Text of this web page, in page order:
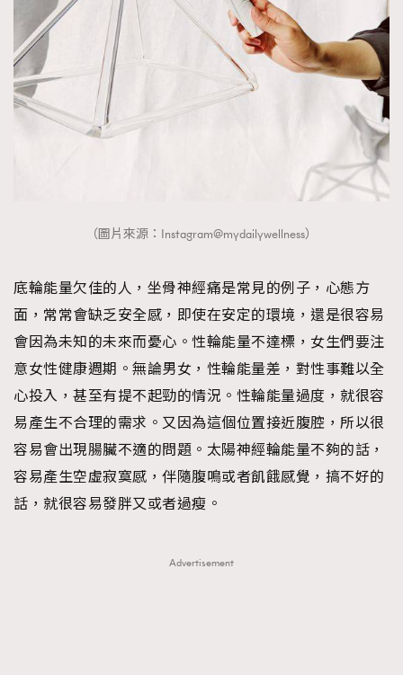
（圖片來源：Instagram@mydailywellness）
底輪能量欠佳的人，坐骨神經痛是常見的例子，心態方
面，常常會缺乏安全感，即使在安定的環境，還是很容易
會因為未知的未來而憂心。性輪能量不達標，女生們要注
意女性健康週期。無論男女，性輪能量差，對性事難以全
心投入，甚至有提不起勁的情況。性輪能量過度，就很容
易產生不合理的需求。又因為這個位置接近腹腔，所以很
容易會出現腸臟不適的問題。太陽神經輪能量不夠的話，
容易產生空虛寂寞感，伴隨腹鳴或者飢餓感覺，搞不好的
話，就很容易發胖又或者過瘦。
Advertisement